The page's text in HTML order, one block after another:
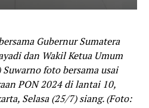
Gubernur Sumatera
dan Wakil Ketua Umum
foto bersama usai
PON 2024 di lantai 10,
Selasa (25/7) siang. (Foto: